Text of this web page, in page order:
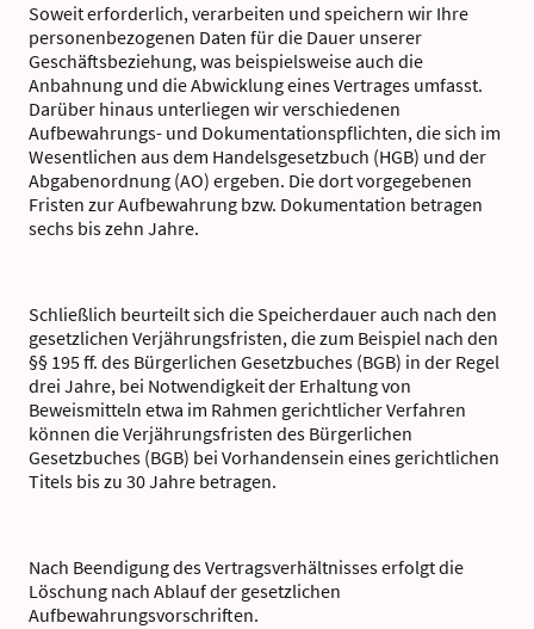
Soweit erforderlich, verarbeiten und speichern wir Ihre
personenbezogenen Daten für die Dauer unserer
Geschäftsbeziehung, was beispielsweise auch die
Anbahnung und die Abwicklung eines Vertrages umfasst.
Darüber hinaus unterliegen wir verschiedenen
Aufbewahrungs- und Dokumentationspflichten, die sich im
Wesentlichen aus dem Handelsgesetzbuch (HGB) und der
Abgabenordnung (AO) ergeben. Die dort vorgegebenen
Fristen zur Aufbewahrung bzw. Dokumentation betragen
sechs bis zehn Jahre.
Schließlich beurteilt sich die Speicherdauer auch nach den
gesetzlichen Verjährungsfristen, die zum Beispiel nach den
§§ 195 ff. des Bürgerlichen Gesetzbuches (BGB) in der Regel
drei Jahre, bei Notwendigkeit der Erhaltung von
Beweismitteln etwa im Rahmen gerichtlicher Verfahren
können die Verjährungsfristen des Bürgerlichen
Gesetzbuches (BGB) bei Vorhandensein eines gerichtlichen
Titels bis zu 30 Jahre betragen.
Nach Beendigung des Vertragsverhältnisses erfolgt die
Löschung nach Ablauf der gesetzlichen
Aufbewahrungsvorschriften.